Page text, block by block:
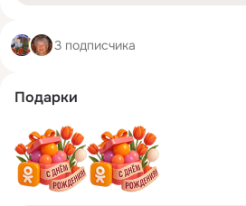
3 подписчика
Подарки